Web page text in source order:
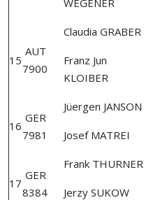
WEGENER
15
AUT
7900
Claudia GRABER
Franz Jun
KLOIBER
16
GER
7981
Jüergen JANSON
Josef MATREI
17
GER
8384
Frank THURNER
Jerzy SUKOW